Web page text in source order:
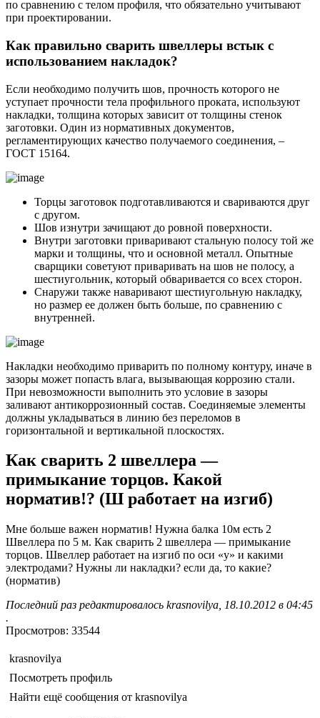
по сравнению с телом профиля, что обязательно учитывают
при проектировании.
Как правильно сварить швеллеры встык с
использованием накладок?
Если необходимо получить шов, прочность которого не
уступает прочности тела профильного проката, используют
накладки, толщина которых зависит от толщины стенок
заготовки. Один из нормативных документов,
регламентирующих качество получаемого соединения, –
ГОСТ 15164.
Торцы заготовок подготавливаются и свариваются друг
с другом.
Шов изнутри зачищают до ровной поверхности.
Внутри заготовки приваривают стальную полосу той же
марки и толщины, что и основной металл. Опытные
сварщики советуют приваривать на шов не полосу, а
шестиугольник, который обваривается со всех сторон.
Снаружи также наваривают шестиугольную накладку,
но размер ее должен быть больше, по сравнению с
внутренней.
Накладки необходимо приварить по полному контуру, иначе в
зазоры может попасть влага, вызывающая коррозию стали.
При невозможности выполнить это условие в зазоры
заливают антикоррозионный состав. Соединяемые элементы
должны укладываться в линию без переломов в
горизонтальной и вертикальной плоскостях.
Как сварить 2 швеллера —
примыкание торцов. Какой
норматив!? (Ш работает на изгиб)
Мне больше важен норматив! Нужна балка 10м есть 2
Швеллера по 5 м. Как сварить 2 швеллера — примыкание
торцов. Швеллер работает на изгиб по оси «у» и какими
электродами? Нужны ли накладки? если да, то какие?
(норматив)
Последний раз редактировалось krasnovilya, 18.10.2012 в 04:45
.
Просмотров: 33544
krasnovilya
Посмотреть профиль
Найти ещё сообщения от krasnovilya